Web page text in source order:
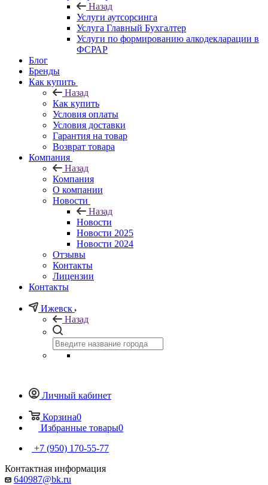
Назад
Услуги аутсорсинга
Услуга Главный Бухгалтер
Услуги по формированию алкодекларации в
ФСРАР
Блог
Бренды
Как купить
Назад
Как купить
Условия оплаты
Условия доставки
Гарантия на товар
Возврат товара
Компания
Назад
Компания
О компании
Новости
Назад
Новости
Новости 2025
Новости 2024
Отзывы
Контакты
Лицензии
Контакты
Ижевск
Назад
Личный кабинет
Корзина0
Избранные товары0
+7 (950) 170-55-77
Контактная информация
640987@bk.ru